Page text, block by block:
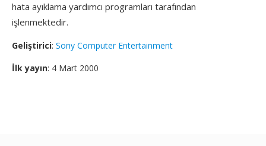
hata ayıklama yardımcı programları tarafından
işlenmektedir.
Geliştirici: Sony Computer Entertainment
İlk yayın: 4 Mart 2000